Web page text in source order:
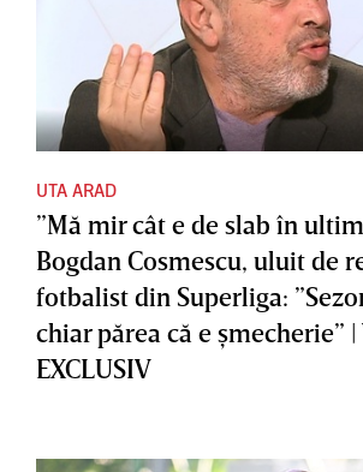
UTA ARAD
”Mă mir cât e de slab în
Bogdan Cosmescu, uluit de
fotbalist din Superliga:
chiar părea că e şmecherie” |
EXCLUSIV